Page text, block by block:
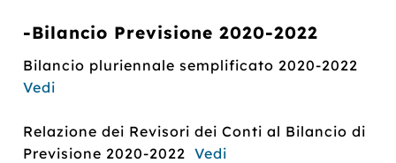
-Bilancio Previsione 2020-2022
Bilancio pluriennale semplificato 2020-2022
Vedi
Relazione dei Revisori dei Conti al Bilancio di
Previsione 2020-2022Vedi